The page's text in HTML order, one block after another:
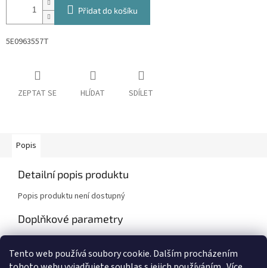
Tento web používá soubory cookie. Dalším procházením
Přidat do košíku
5E0963557T
ZEPTAT SE HLÍDAT SDÍLET
Popis
Detailní popis produktu
Popis produktu není dostupný
Doplňkové parametry
Záruka: 2 roky